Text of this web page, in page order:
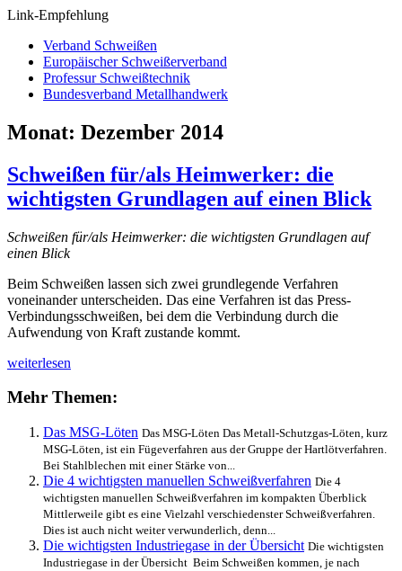
Link-Empfehlung
Verband Schweißen
Europäischer Schweißerverband
Professur Schweißtechnik
Bundesverband Metallhandwerk
Monat: Dezember 2014
Schweißen für/als Heimwerker: die
wichtigsten Grundlagen auf einen Blick
Schweißen für/als Heimwerker: die wichtigsten Grundlagen auf
einen Blick
Beim Schweißen lassen sich zwei grundlegende Verfahren
voneinander unterscheiden. Das eine Verfahren ist das Press-
Verbindungsschweißen, bei dem die Verbindung durch die
Aufwendung von Kraft zustande kommt.
Schweißen
Heimwerker:
wichtigsten
Grundlagen
einen
weiterlesen
Mehr Themen:
Das MSG-Löten Das MSG-Löten Das Metall-Schutzgas-Löten, kurz
MSG-Löten, ist ein Fügeverfahren aus der Gruppe der Hartlötverfahren.
Bei Stahlblechen mit einer Stärke von...
Die 4 wichtigsten manuellen Schweißverfahren Die 4
wichtigsten manuellen Schweißverfahren im kompakten Überblick
Mittlerweile gibt es eine Vielzahl verschiedenster Schweißverfahren.
Dies ist auch nicht weiter verwunderlich, denn...
Die wichtigsten Industriegase in der Übersicht Die wichtigsten
Industriegase in der Übersicht Beim Schweißen kommen, je nach